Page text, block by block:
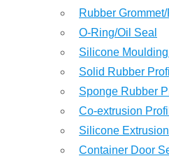
Rubber
O-Ring/Oil Seal
Silicone
Solid Rubber
Sponge Rubber
Co-extrusion
Silicone
Container Door